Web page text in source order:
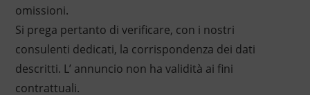
omissioni.
Si prega pertanto di verificare, con i nostri
consulenti dedicati, la corrispondenza dei dati
descritti. L’ annuncio non ha validità ai fini
contrattuali.